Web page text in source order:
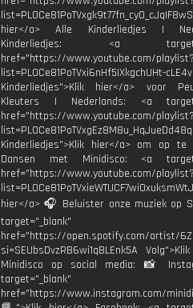
hier</a> Alle Kinderliedjes |
Kinderliedjes: <a
href="https://www.youtube.com/
list=PL0Ce81PoTVxi6nHf5IXkgchUHt-
Kinderliedjes">Klik hier</a> voor
Kleuters | Nederlands: <a
href="https://www.youtube.com/
Kinderliedjes">Klik hier</a> om op te
Dansen met Minidisco: <a
href="https://www.youtube.com/
hier</a> 🎧 Beluister onze muziek op
target="_blank"
href="https://open.spotify.com/artist/
si=SEUbsDvzRB6wi1qBLEnk5A
Minidisco op social media: 📸
target="_blank"
href="https://www.instagram.com/